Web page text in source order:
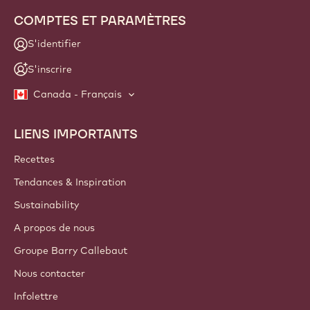
COMPTES ET PARAMÈTRES
S'identifier
S'inscrire
Canada - Français
Footer
Callebaut
LIENS IMPORTANTS
Recettes
Tendances & Inspiration
Sustainability
A propos de nous
Groupe Barry Callebaut
Nous contacter
Infolettre